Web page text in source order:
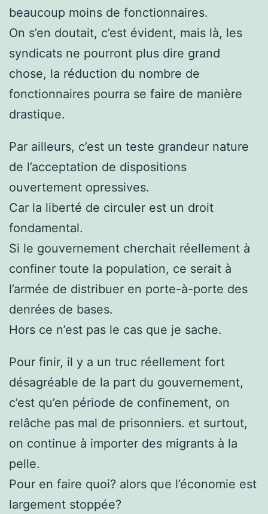
beaucoup moins de fonctionnaires.
On s’en doutait, c’est évident, mais là, les
syndicats ne pourront plus dire grand
chose, la réduction du nombre de
fonctionnaires pourra se faire de manière
drastique.
Par ailleurs, c’est un teste grandeur nature
de l’acceptation de dispositions
ouvertement opressives.
Car la liberté de circuler est un droit
fondamental.
Si le gouvernement cherchait réellement à
confiner toute la population, ce serait à
l’armée de distribuer en porte-à-porte des
denrées de bases.
Hors ce n’est pas le cas que je sache.
Pour finir, il y a un truc réellement fort
désagréable de la part du gouvernement,
c’est qu’en période de confinement, on
relâche pas mal de prisonniers. et surtout,
on continue à importer des migrants à la
pelle.
Pour en faire quoi? alors que l’économie est
largement stoppée?